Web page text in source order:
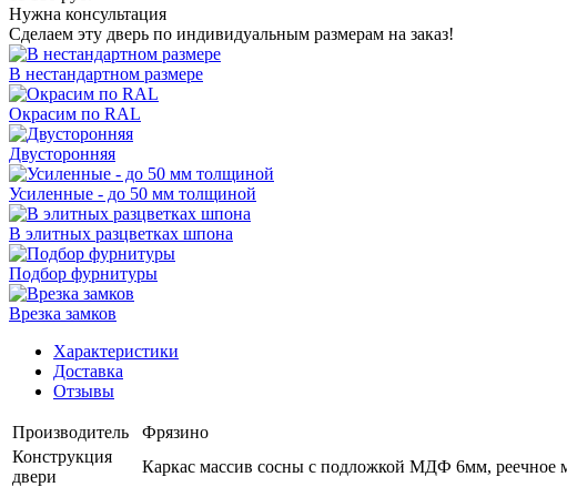
Нужна консультация
Сделаем эту дверь по индивидуальным размерам на заказ!
В нестандартном размере
Окрасим по RAL
Двусторонняя
Усиленные - до 50 мм толщиной
В элитных разцветках шпона
Подбор фурнитуры
Врезка замков
Характеристики
Доставка
Отзывы
Производитель
Фрязино
Конструкция
двери
Каркас массив сосны с подложкой МДФ 6мм, реечное